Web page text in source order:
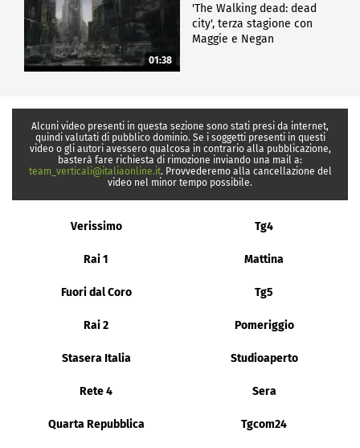
01:38
'The Walking dead: dead
city', terza stagione con
Maggie e Negan
Alcuni video presenti in questa sezione sono stati presi da internet,
quindi valutati di pubblico dominio. Se i soggetti presenti in questi
video o gli autori avessero qualcosa in contrario alla pubblicazione,
basterà fare richiesta di rimozione inviando una mail a:
team_verticali@italiaonline.it. Provvederemo alla cancellazione del
video nel minor tempo possibile.
Verissimo Tg4
Rai 1 Mattina
Fuori dal Coro Tg5
Rai 2 Pomeriggio
Stasera Italia Studioaperto
Rete 4 Sera
Quarta Repubblica Tgcom24